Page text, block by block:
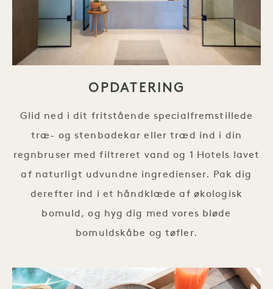
OPDATERING
Glid ned i dit fritstående specialfremstillede
træ- og stenbadekar eller træd ind i din
regnbruser med filtreret vand og 1 Hotels lavet
af naturligt udvundne ingredienser. Pak dig
derefter ind i et håndklæde af økologisk
bomuld, og hyg dig med vores bløde
bomuldskåbe og tøfler.